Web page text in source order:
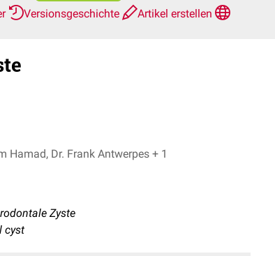
Versionsgeschichte
Artikel erstellen
Hashem Hamad, Dr. Frank Antwerpes + 1
Zyste
cyst